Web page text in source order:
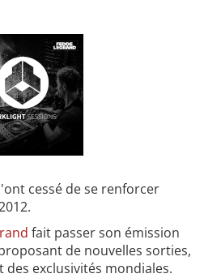
cessé de se renforcer
fait passer son émission
de nouvelles sorties,
exclusivités mondiales.